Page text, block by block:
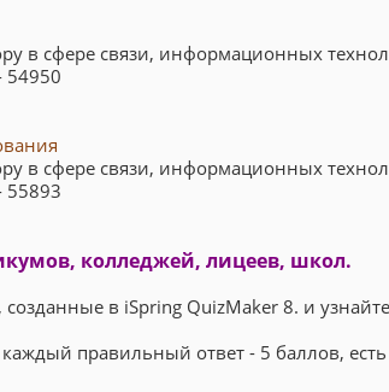
в сфере связи, информационных
54950
в сфере связи, информационных
55893
колледжей, лицеев, школ.
в iSpring QuizMaker 8. и узнайте
правильный ответ - 5 баллов,